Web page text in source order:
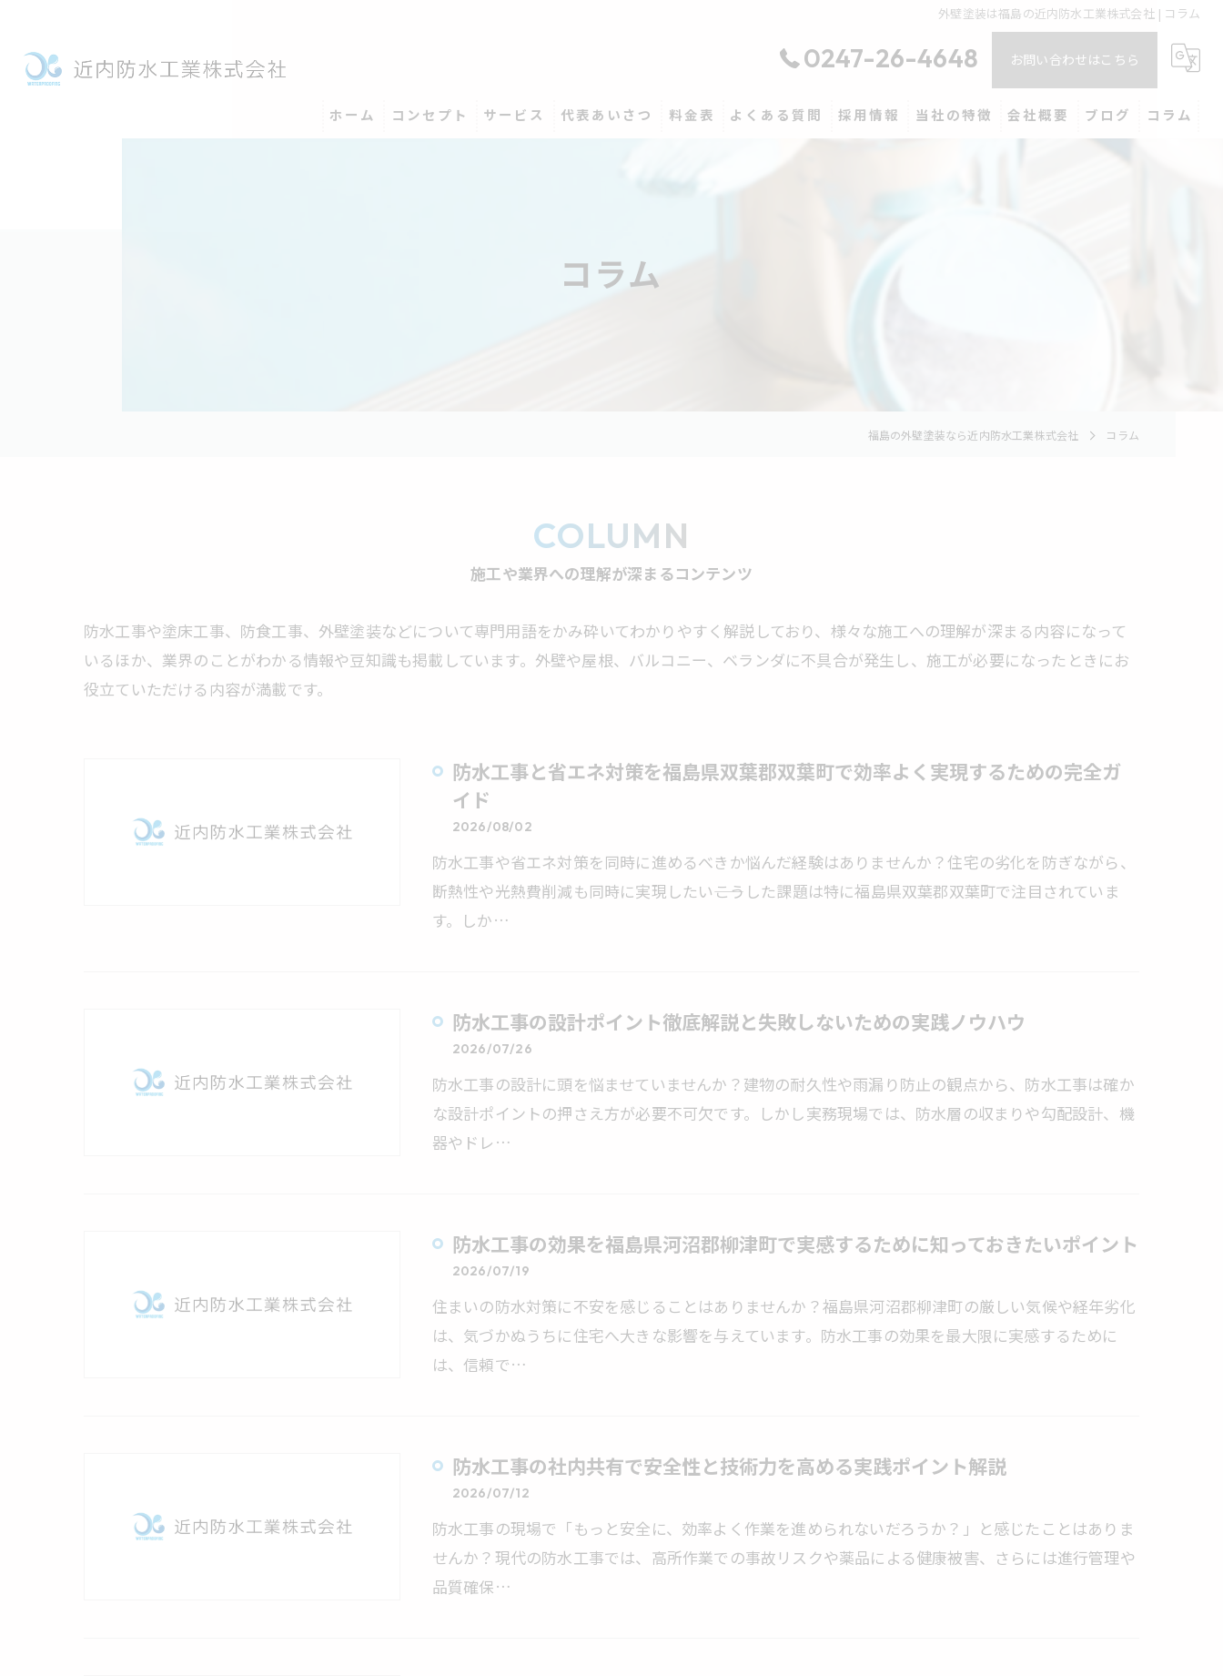
外壁塗装は福島の近内防水工業株式会社 | コラム
0247-26-4648 お問い合わせはこちら
ホーム コンセプト サービス 代表あいさつ 料金表 よくある質問 採用情報 当社の特徴 会社概要 ブログ コラム
コラム
福島の外壁塗装なら近内防水工業株式会社 コラム
COLUMN
施工や業界への理解が深まるコンテンツ
防水工事や塗床工事、防食工事、外壁塗装などについて専門用語をかみ砕いてわかりやすく解説しており、様々な施工への理解が深まる内容になって
いるほか、業界のことがわかる情報や豆知識も掲載しています。外壁や屋根、バルコニー、ベランダに不具合が発生し、施工が必要になったときにお
役立ていただける内容が満載です。
防水工事と省エネ対策を福島県双葉郡双葉町で効率よく実現するための完全ガ
イド
2026/08/02
防水工事や省エネ対策を同時に進めるべきか悩んだ経験はありませんか？住宅の劣化を防ぎながら、
断熱性や光熱費削減も同時に実現したい――こうした課題は特に福島県双葉郡双葉町で注目されていま
す。しか…
防水工事の設計ポイント徹底解説と失敗しないための実践ノウハウ
2026/07/26
防水工事の設計に頭を悩ませていませんか？建物の耐久性や雨漏り防止の観点から、防水工事は確か
な設計ポイントの押さえ方が必要不可欠です。しかし実務現場では、防水層の収まりや勾配設計、機
器やドレ…
防水工事の効果を福島県河沼郡柳津町で実感するために知っておきたいポイント
2026/07/19
住まいの防水対策に不安を感じることはありませんか？福島県河沼郡柳津町の厳しい気候や経年劣化
は、気づかぬうちに住宅へ大きな影響を与えています。防水工事の効果を最大限に実感するために
は、信頼で…
防水工事の社内共有で安全性と技術力を高める実践ポイント解説
2026/07/12
防水工事の現場で「もっと安全に、効率よく作業を進められないだろうか？」と感じたことはありま
せんか？現代の防水工事では、高所作業での事故リスクや薬品による健康被害、さらには進行管理や
品質確保…